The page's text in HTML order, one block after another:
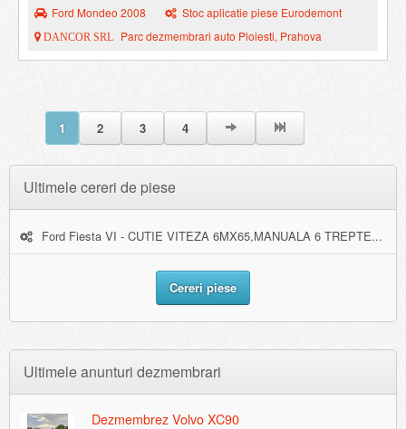
Ford Mondeo 2008 Stoc aplicatie piese Eurodemont
DANCOR SRL Parc dezmembrari auto Ploiesti, Prahova
1 2 3 4
Ultimele cereri de piese
Ford Fiesta VI - CUTIE VITEZA 6MX65,MANUALA 6 TREPTE...
Cereri piese
Ultimele anunturi dezmembrari
Dezmembrez Volvo XC90